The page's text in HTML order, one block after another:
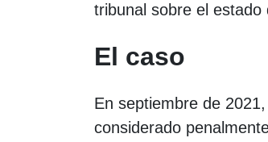
tribunal sobre el estado
El caso
En septiembre de
considerado